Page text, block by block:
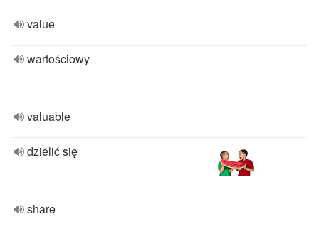
value
wartościowy
valuable
dzielić się
share